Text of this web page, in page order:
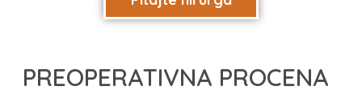
PREOPERATIVNA PROCENA